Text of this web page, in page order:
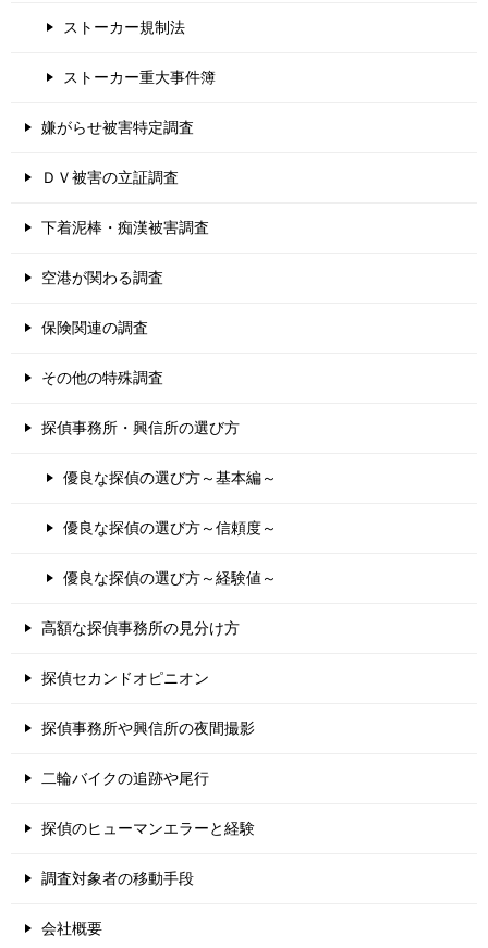
ストーカー規制法
ストーカー重大事件簿
嫌がらせ被害特定調査
ＤＶ被害の立証調査
下着泥棒・痴漢被害調査
空港が関わる調査
保険関連の調査
その他の特殊調査
探偵事務所・興信所の選び方
優良な探偵の選び方～基本編～
優良な探偵の選び方～信頼度～
優良な探偵の選び方～経験値～
高額な探偵事務所の見分け方
探偵セカンドオピニオン
探偵事務所や興信所の夜間撮影
二輪バイクの追跡や尾行
探偵のヒューマンエラーと経験
調査対象者の移動手段
会社概要